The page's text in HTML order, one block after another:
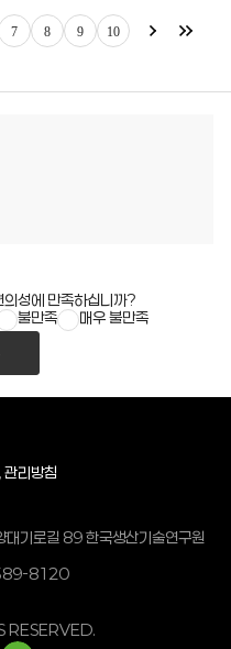
7 8 9 10
성에 만족하십니까?
불만족 매우 불만족
관리방침
기로길 89 한국생산기술연구원
8120